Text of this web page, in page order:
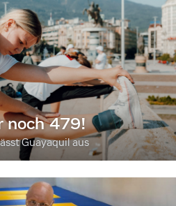
noch 479!
Guayaquil aus